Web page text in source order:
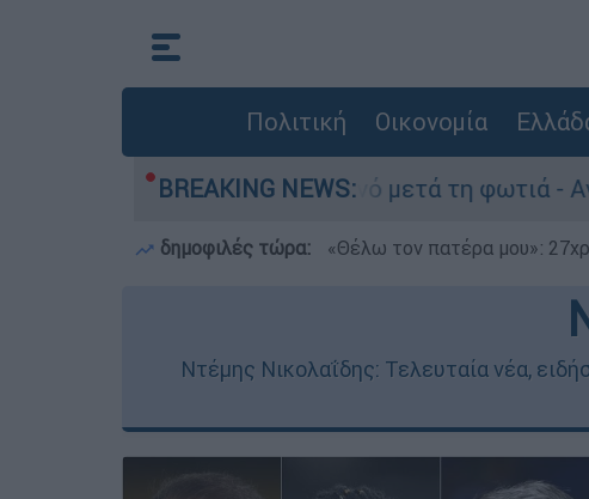
Πολιτική Οικονομία
BREAKING NEWS:
Πόρτο Γερμανό μετά τη φωτιά - Αγώνας για
δημοφιλές τώρα: «Θέλω τον πατέρα μου»:
Ντέμης Νικολαΐδης: Τελευταία νέα,